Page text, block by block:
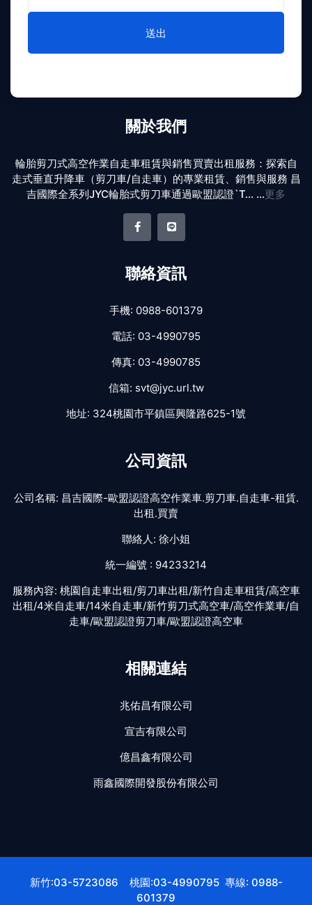
送出
關於我們
輪胎剪刀式高空作業自走車租賃與銷售買賣出租服務：探索自
走式垂直升降車（剪刀車/自走車）的專業租賃、銷售與服務 昌
吉國際全系列JYC輪胎式剪刀車通過歐盟認證`T... ...更多
聯絡資訊
手機: 0988-601379
電話: 03-4990795
傳真: 03-4990785
信箱: svt@jyc.url.tw
地址: 324桃園市平鎮區興隆路625-1號
公司資訊
公司名稱: 昌吉國際-歐盟認證高空作業車.剪刀車.自走車-租賃.
出租.買賣
聯絡人: 徐小姐
統一編號 : 94233214
服務內容: 桃園自走車出租/剪刀車出租/新竹自走車租賃/高空車
出租/4米自走車/14米自走車/新竹剪刀式高空車/高空作業車/自
走車/歐盟認證剪刀車/歐盟認證高空車
相關連結
兆佑昌有限公司
宣吉有限公司
億昌鑫有限公司
雨鑫國際開發股份有限公司
新竹:03-5723086 桃園:03-4990795 專線: 0988-
601379